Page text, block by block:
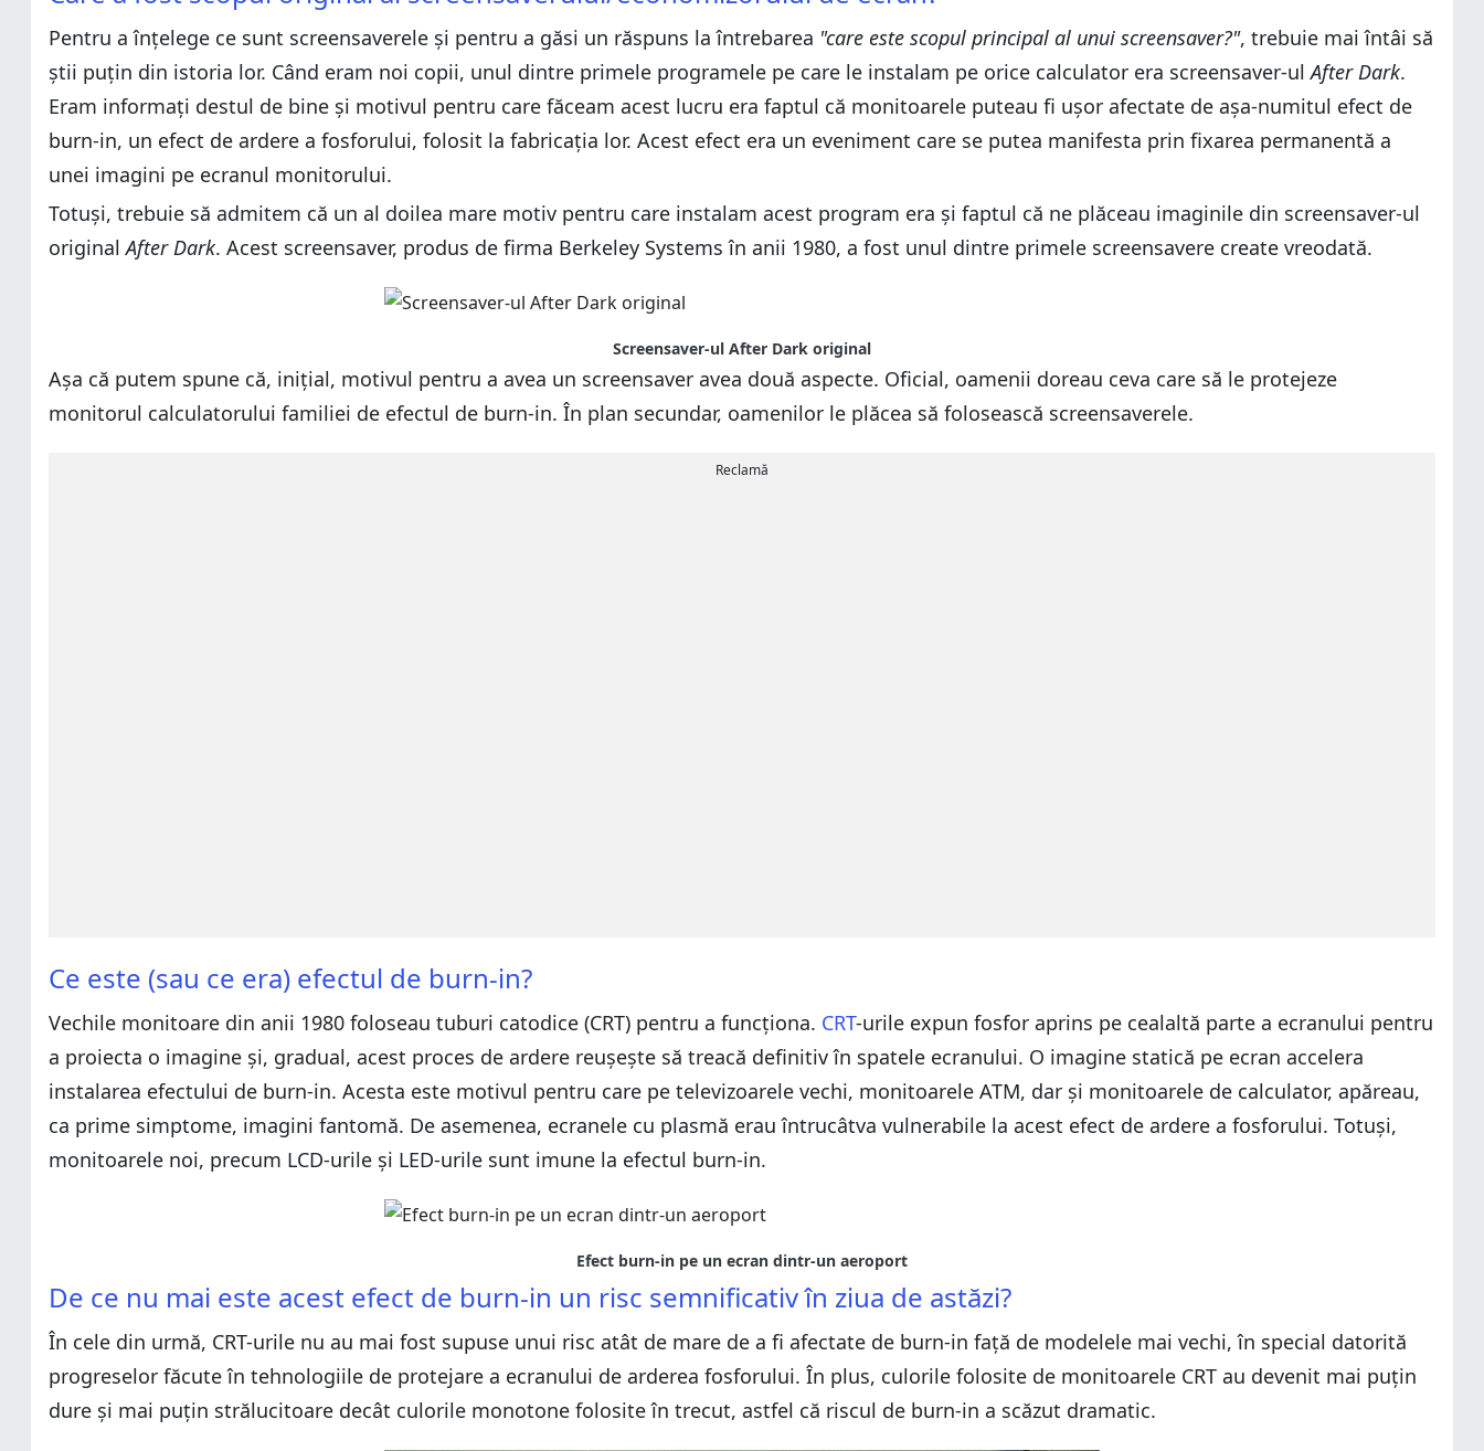
Pentru a înțelege ce sunt screensaverele și pentru a găsi un răspuns la întrebarea "care este scopul principal al unui screensaver?", trebuie mai întâi să
știi puțin din istoria lor. Când eram noi copii, unul dintre primele programele pe care le instalam pe orice calculator era screensaver-ulAfter Dark.
Eram informați destul de bine și motivul pentru care făceam acest lucru era faptul că monitoarele puteau fi ușor afectate de așa-numitul efect de
burn-in, un efect de ardere a fosforului, folosit la fabricația lor. Acest efect era un eveniment care se putea manifesta prin fixarea permanentă a
unei imagini pe ecranul monitorului.
Totuși, trebuie să admitem că un al doilea mare motiv pentru care instalam acest program era și faptul că ne plăceau imaginile din screensaver-ul
originalAfter Dark. Acest screensaver, produs de firma Berkeley Systems în anii 1980, a fost unul dintre primele screensavere create vreodată.
Screensaver-ul After Dark original
Așa că putem spune că, inițial, motivul pentru a avea un screensaver avea două aspecte. Oficial, oamenii doreau ceva care să le protejeze
monitorul calculatorului familiei de efectul de burn-in. În plan secundar, oamenilor le plăcea să folosească screensaverele.
Reclamă
Ce este (sau ce era) efectul de burn-in?
Vechile monitoare din anii 1980 foloseau tuburi catodice (CRT) pentru a funcționa. CRT-urile expun fosfor aprins pe cealaltă parte a ecranului pentru
a proiecta o imagine și, gradual, acest proces de ardere reușește să treacă definitiv în spatele ecranului. O imagine statică pe ecran accelera
instalarea efectului de burn-in. Acesta este motivul pentru care pe televizoarele vechi, monitoarele ATM, dar și monitoarele de calculator, apăreau,
ca prime simptome, imagini fantomă. De asemenea, ecranele cu plasmă erau întrucâtva vulnerabile la acest efect de ardere a fosforului. Totuși,
monitoarele noi, precum LCD-urile și LED-urile sunt imune la efectul burn-in.
Efect burn-in pe un ecran dintr-un aeroport
De ce nu mai este acest efect de burn-in un risc semnificativ în ziua de astăzi?
În cele din urmă, CRT-urile nu au mai fost supuse unui risc atât de mare de a fi afectate de burn-in față de modelele mai vechi, în special datorită
progreselor făcute în tehnologiile de protejare a ecranului de arderea fosforului. În plus, culorile folosite de monitoarele CRT au devenit mai puțin
dure și mai puțin strălucitoare decât culorile monotone folosite în trecut, astfel că riscul de burn-in a scăzut dramatic.